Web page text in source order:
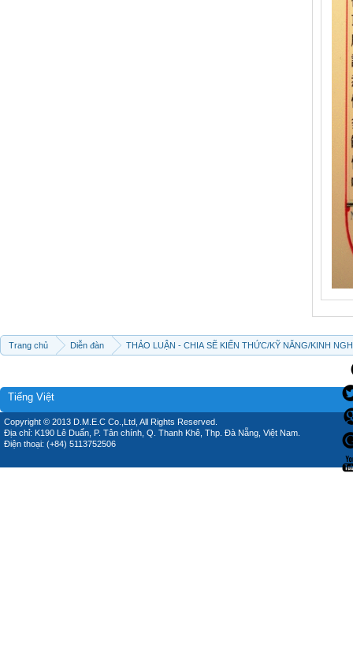
Trang chủ Diễn đàn THẢO LUẬN - CHIA SẼ KIẾN THỨC/KỸ NĂNG/KINH
Tiếng Việt
Copyright © 2013 D.M.E.C Co.,Ltd, All Rights Reserved.
Địa chỉ: K190 Lê Duẩn, P. Tân chính, Q. Thanh Khê, Thp. Đà Nẵng, Việt Nam.
Điện thoại: (+84) 5113752506